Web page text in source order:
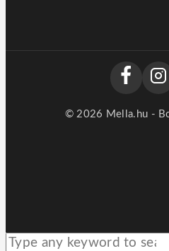
© 2026 Mella.hu -